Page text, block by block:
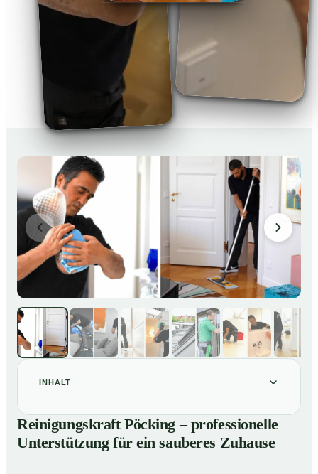
INHALT
01Reinigungskraft Pöcking – professionelle
Unterstützung für ein sauberes Zuhause
Unsere Leistungen im Überblick
Reinigungskraft Pöcking – professionelle
Unterstützung für ein sauberes Zuhause